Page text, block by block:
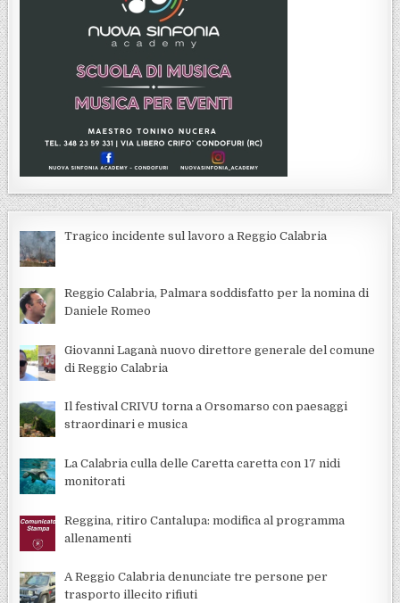
Tragico incidente sul lavoro a Reggio Calabria
Reggio Calabria, Palmara soddisfatto per la nomina di
Daniele Romeo
Giovanni Laganà nuovo direttore generale del comune
di Reggio Calabria
Il festival CRIVU torna a Orsomarso con paesaggi
straordinari e musica
La Calabria culla delle Caretta caretta con 17 nidi
monitorati
Reggina, ritiro Cantalupa: modifica al programma
allenamenti
A Reggio Calabria denunciate tre persone per
trasporto illecito rifiuti